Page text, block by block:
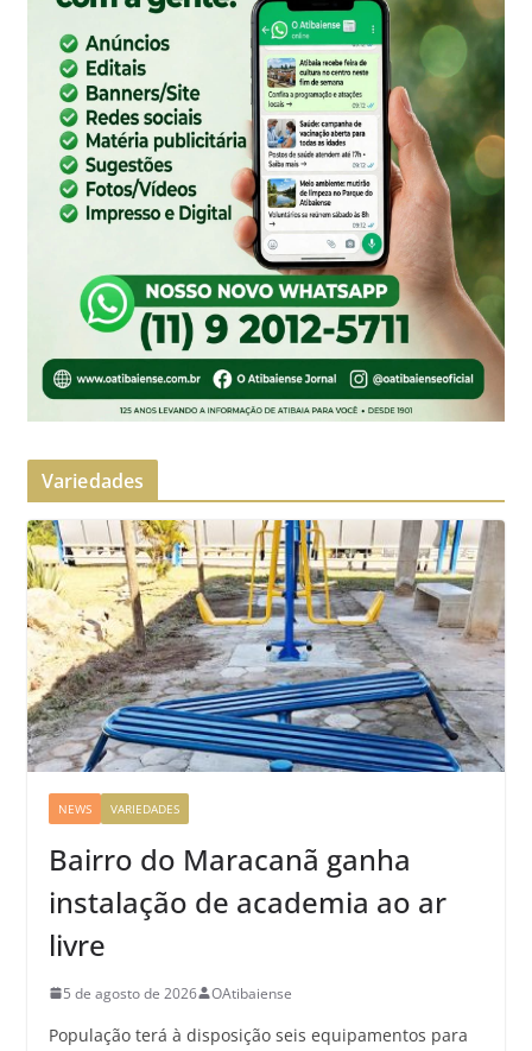
Variedades
NEWS VARIEDADES
Bairro do Maracanã ganha
instalação de academia ao ar
livre
5 de agosto de 2026 OAtibaiense
População terá à disposição seis equipamentos para